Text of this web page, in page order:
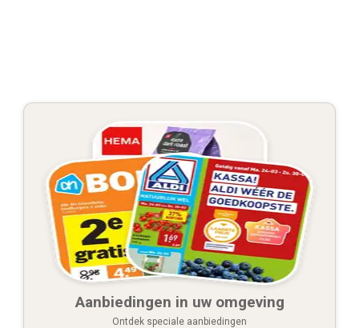
Aanbiedingen in uw omgeving
Ontdek speciale aanbiedingen